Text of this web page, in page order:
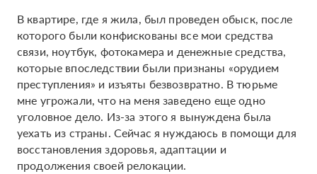
В квартире, где я жила, был проведен обыск, после
которого были конфискованы все мои средства
связи, ноутбук, фотокамера и денежные средства,
которые впоследствии были признаны «орудием
преступления» и изъяты безвозвратно. В тюрьме
мне угрожали, что на меня заведено еще одно
уголовное дело. Из-за этого я вынуждена была
уехать из страны. Сейчас я нуждаюсь в помощи для
восстановления здоровья, адаптации и
продолжения своей релокации.